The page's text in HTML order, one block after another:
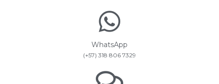
WhatsApp
(+57) 318 806 7329